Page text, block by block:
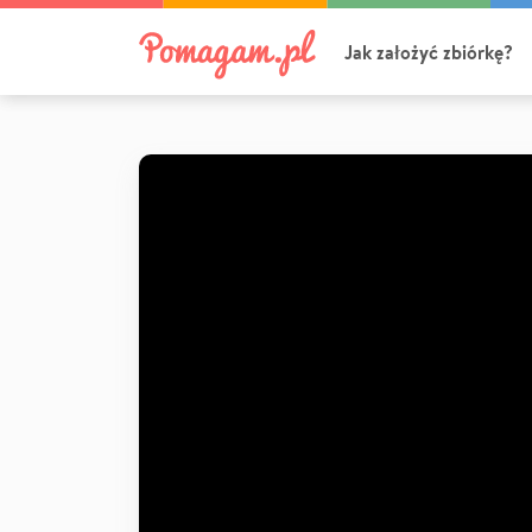
Jak założyć zbiórkę?